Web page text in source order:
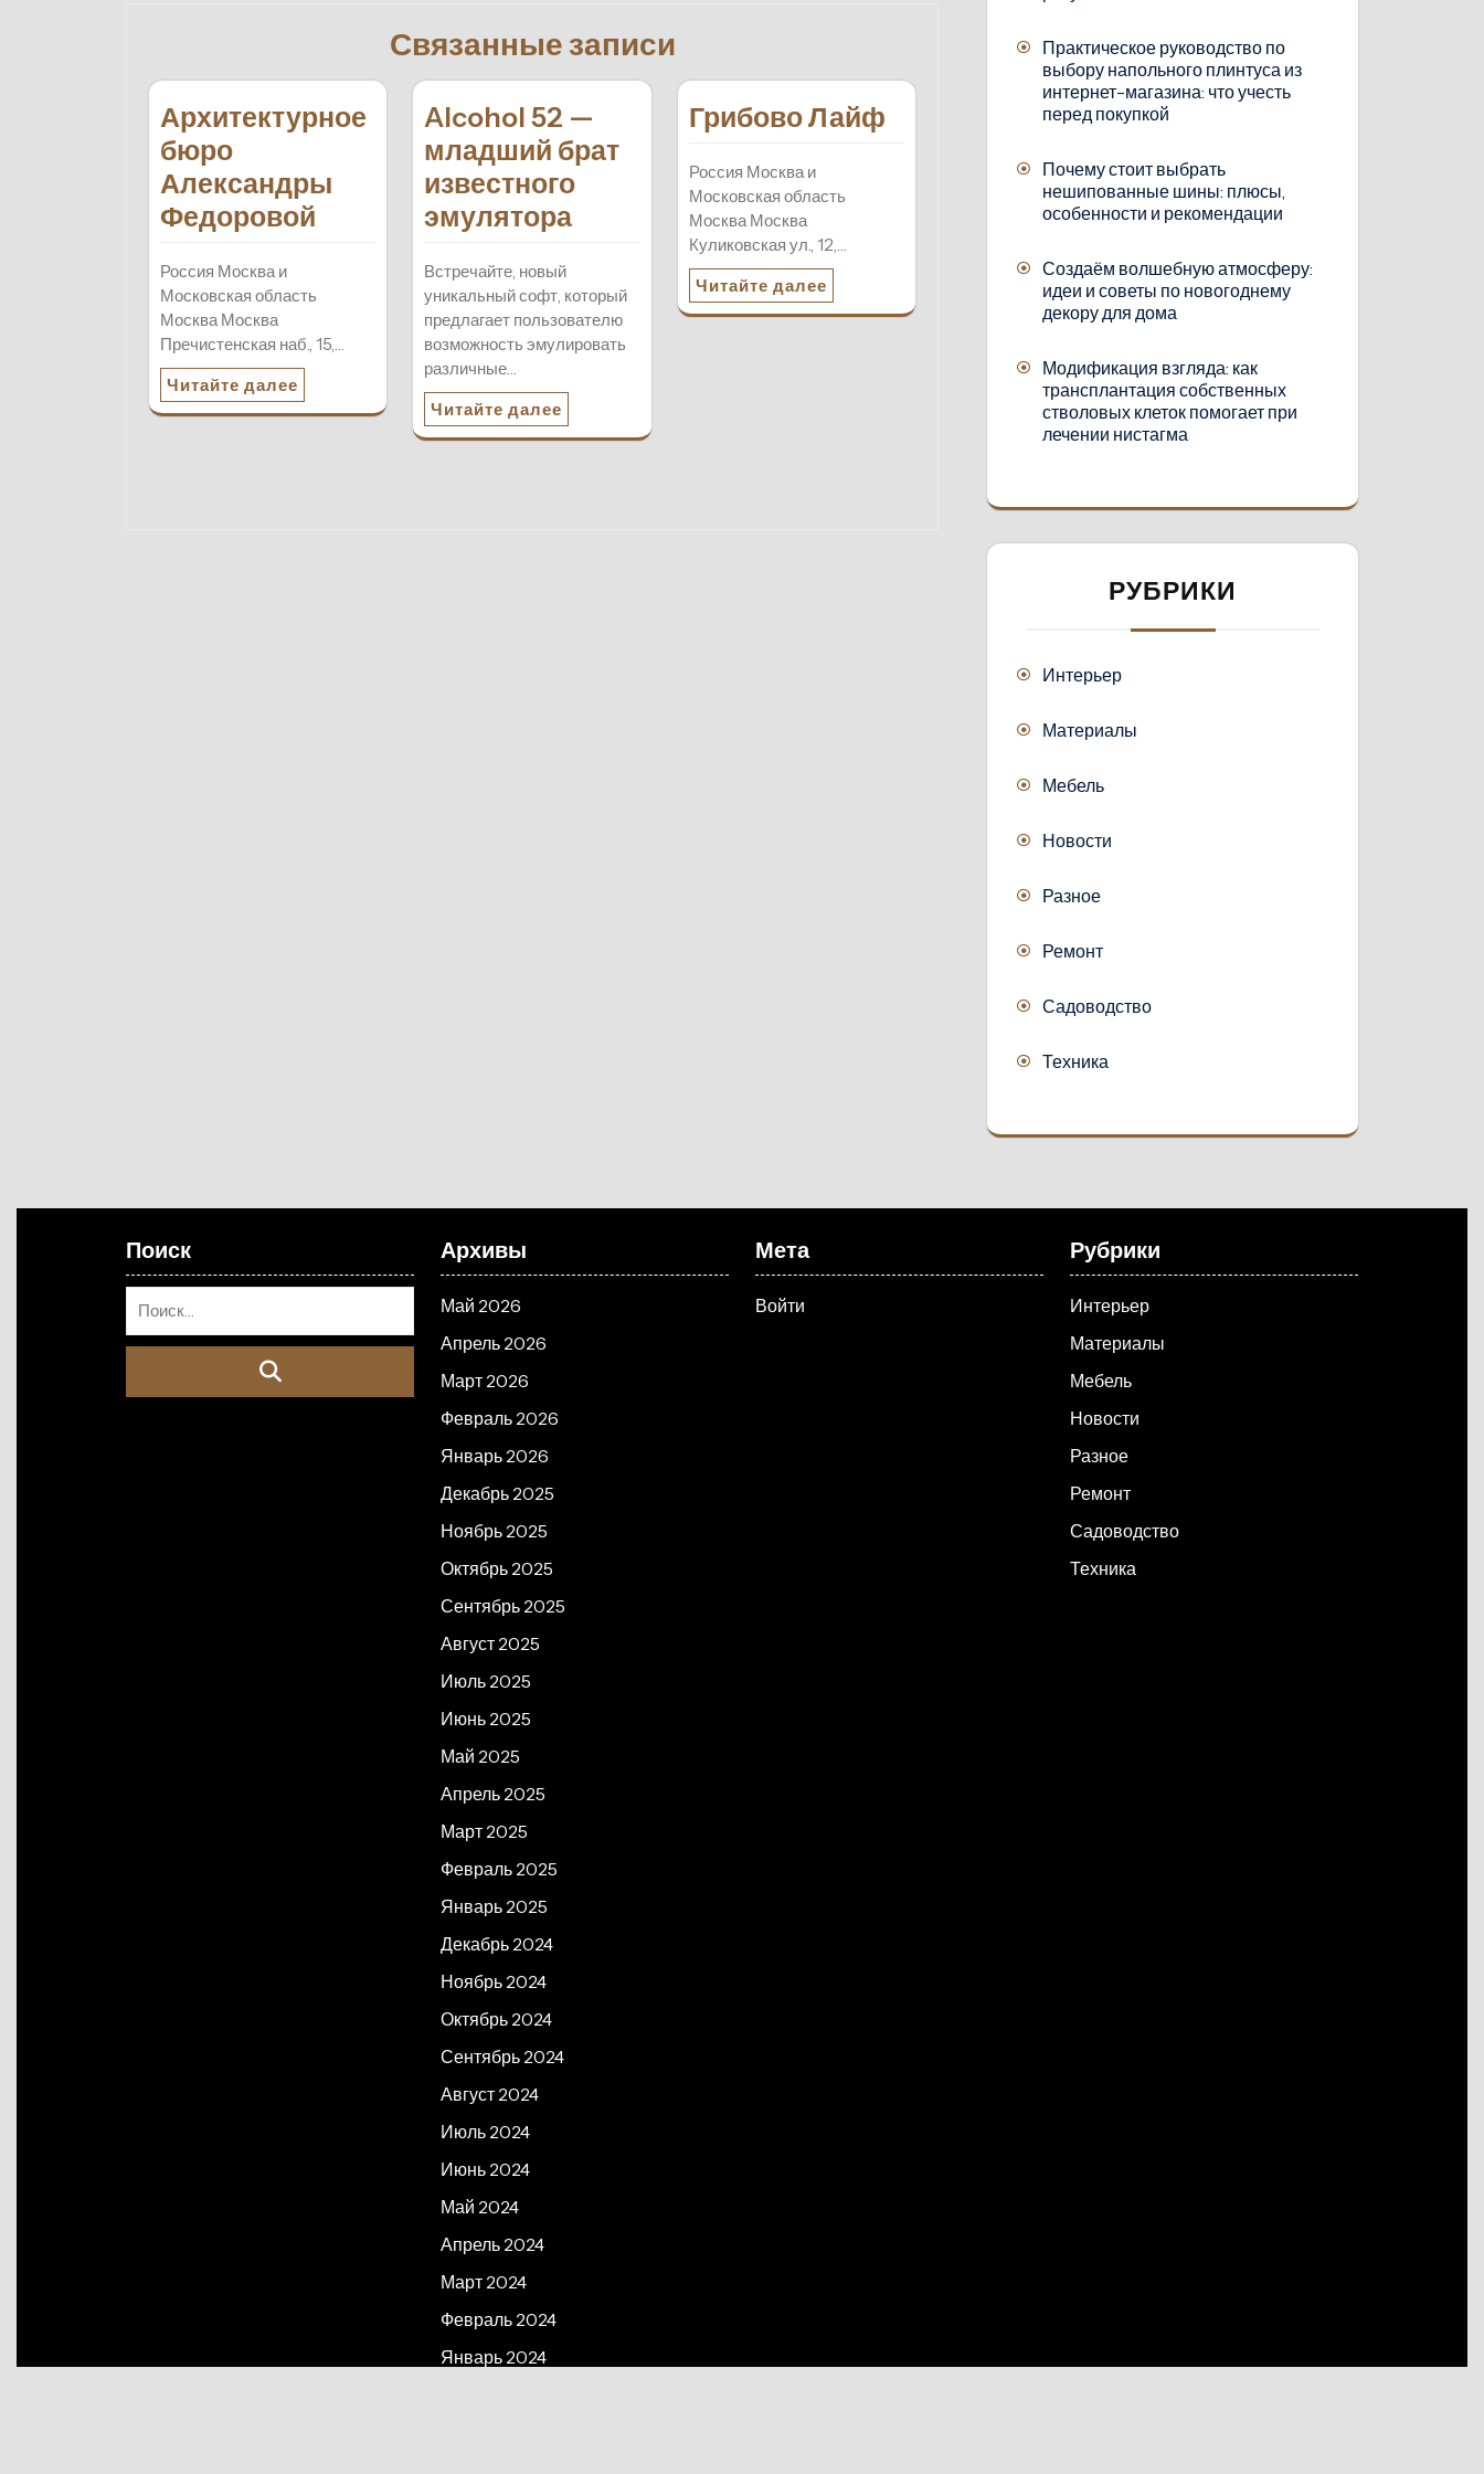
Связанные записи
Архитектурное
бюро
Александры
Федоровой
Россия Москва и
Московская область
Москва Москва
Пречистенская наб., 15,…
Читайте далее
Alcohol 52 —
младший брат
известного
эмулятора
Встречайте, новый
уникальный софт, который
предлагает пользователю
возможность эмулировать
различные…
Читайте далее
Грибово Лайф
Россия Москва и
Московская область
Москва Москва
Куликовская ул., 12,…
Читайте далее
Практическое руководство по
выбору напольного плинтуса из
интернет-магазина: что учесть
перед покупкой
Почему стоит выбрать
нешипованные шины: плюсы,
особенности и рекомендации
Создаём волшебную атмосферу:
идеи и советы по новогоднему
декору для дома
Модификация взгляда: как
трансплантация собственных
стволовых клеток помогает при
лечении нистагма
РУБРИКИ
Интерьер
Материалы
Мебель
Новости
Разное
Ремонт
Садоводство
Техника
Поиск Архивы
Май 2026
Апрель 2026
Март 2026
Февраль 2026
Январь 2026
Декабрь 2025
Ноябрь 2025
Октябрь 2025
Сентябрь 2025
Август 2025
Июль 2025
Июнь 2025
Май 2025
Апрель 2025
Март 2025
Февраль 2025
Январь 2025
Декабрь 2024
Ноябрь 2024
Октябрь 2024
Сентябрь 2024
Август 2024
Июль 2024
Июнь 2024
Май 2024
Апрель 2024
Март 2024
Февраль 2024
Январь 2024
Мета
Войти
Рубрики
Интерьер
Материалы
Мебель
Новости
Разное
Ремонт
Садоводство
Техника